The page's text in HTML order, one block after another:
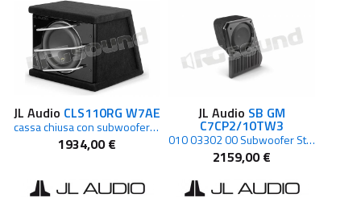
JL Audio CLS110RG W7AE
cassa chiusa con subwoofer 25cm
1934,00 €
JL Audio SB GM
C7CP2/10TW3
010 03302 00 Subwoofer Stealthbox in versione chiusa per Jeep Wrangler Unlimited
2159,00 €